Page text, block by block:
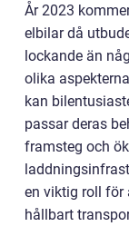
År 2023
elbilar då
lockande än
olika
kan
passar deras
framsteg och
en viktig roll för
hållbart